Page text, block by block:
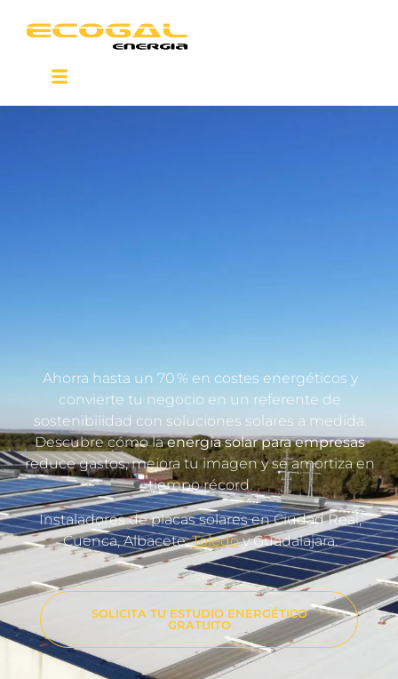
Ahorra hasta un 70 % en costes energéticos y
convierte tu negocio en un referente de
sostenibilidad con soluciones solares a medida.
Descubre cómo laenergía solar para empresas
reduce gastos, mejora tu imagen y se amortiza en
tiempo récord.
Instaladores de placas solares en Ciudad Real,
Cuenca, Albacete,Toledoy Guadalajara.
SOLICITA TU ESTUDIO ENERGÉTICO
GRATUITO